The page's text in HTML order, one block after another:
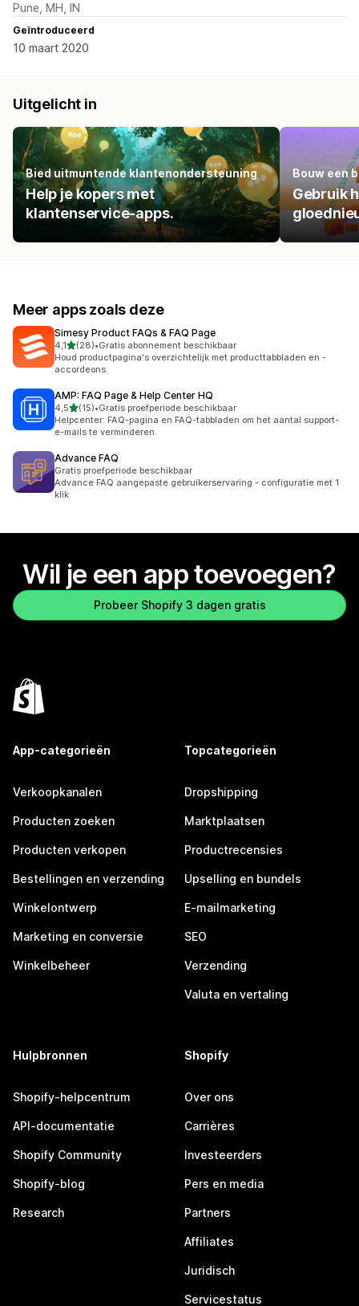
Pune, MH, IN
Geïntroduceerd
10 maart 2020
Uitgelicht in
Bied uitmuntende klantenondersteuning
Help je kopers met
klantenservice-apps.
Bouw een
Gebruik
Meer apps zoals deze
Simesy Product FAQs & FAQ Page
4,1van 5 sterren
(28)
28 recensies in totaal
•Gratis abonnement beschikbaar
Houd productpagina's overzichtelijk met producttabbladen en -
accordeons
AMP: FAQ Page & Help Center HQ
4,5van 5 sterren
(15)
15 recensies in totaal
•Gratis proefperiode beschikbaar
Helpcenter: FAQ-pagina en FAQ-tabbladen om het aantal support-
e-mails te verminderen.
Advance FAQ
Gratis proefperiode beschikbaar
Advance FAQ aangepaste gebruikerservaring - configuratie met 1
klik
Wil je een app toevoegen?
Probeer Shopify 3 dagen gratis
App-categorieën
Verkoopkanalen
Producten zoeken
Producten verkopen
Bestellingen en verzending
Winkelontwerp
Marketing en conversie
Winkelbeheer
Topcategorieën
Dropshipping
Marktplaatsen
Productrecensies
Upselling en bundels
E-mailmarketing
SEO
Verzending
Valuta en vertaling
Hulpbronnen
Shopify-helpcentrum
API-documentatie
Shopify Community
Shopify-blog
Research
Shopify
Over ons
Carrières
Investeerders
Pers en media
Partners
Affiliates
Juridisch
Servicestatus